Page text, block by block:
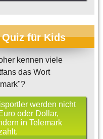
Quiz für Kids
kennen viele
das Wort
werden nicht
oder Dollar,
in Telemark